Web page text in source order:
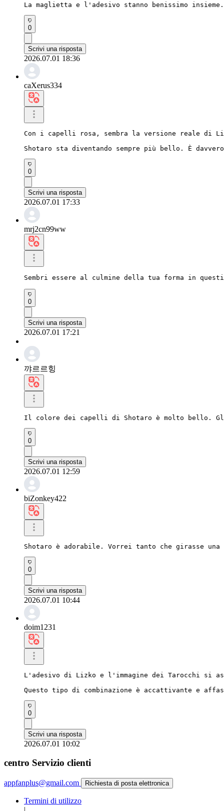
La maglietta e l'adesivo stanno benissimo insieme.
0
Scrivi una risposta
2026.07.01 18:36
caXerus334
Con i capelli rosa, sembra la versione reale di
Shotaro sta diventando sempre più bello. È
0
Scrivi una risposta
2026.07.01 17:33
mrj2cn99ww
Sembri essere al culmine della tua forma in
0
Scrivi una risposta
2026.07.01 17:21
꺄르르힝
Il colore dei capelli di Shotaro è molto bello.
0
Scrivi una risposta
2026.07.01 12:59
biZonkey422
Shotaro è adorabile. Vorrei tanto che girasse una
0
Scrivi una risposta
2026.07.01 10:44
doim1231
L'adesivo di Lizko e l'immagine dei Tarocchi si
Questo tipo di combinazione è accattivante e
0
Scrivi una risposta
2026.07.01 10:02
centro Servizio clienti
appfanplus@gmail.com Richiesta di posta elettronica
Termini di utilizzo